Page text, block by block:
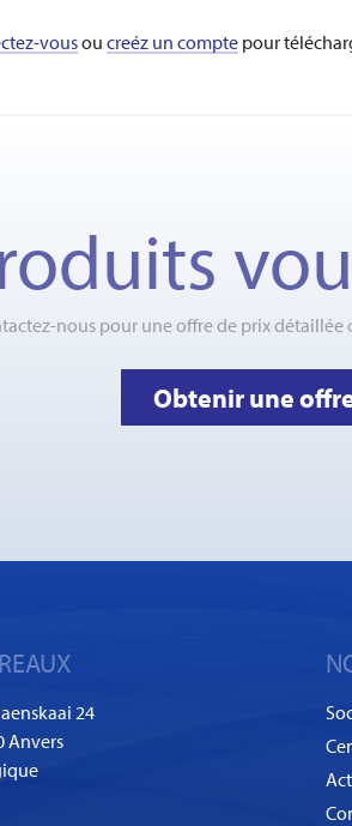
vousou creéz un comptepour
nous pour une offre de prix détaillée
Obtenir une
24
Anvers